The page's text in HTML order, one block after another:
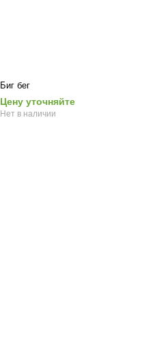
Биг бег
Цену уточняйте
Нет в наличии